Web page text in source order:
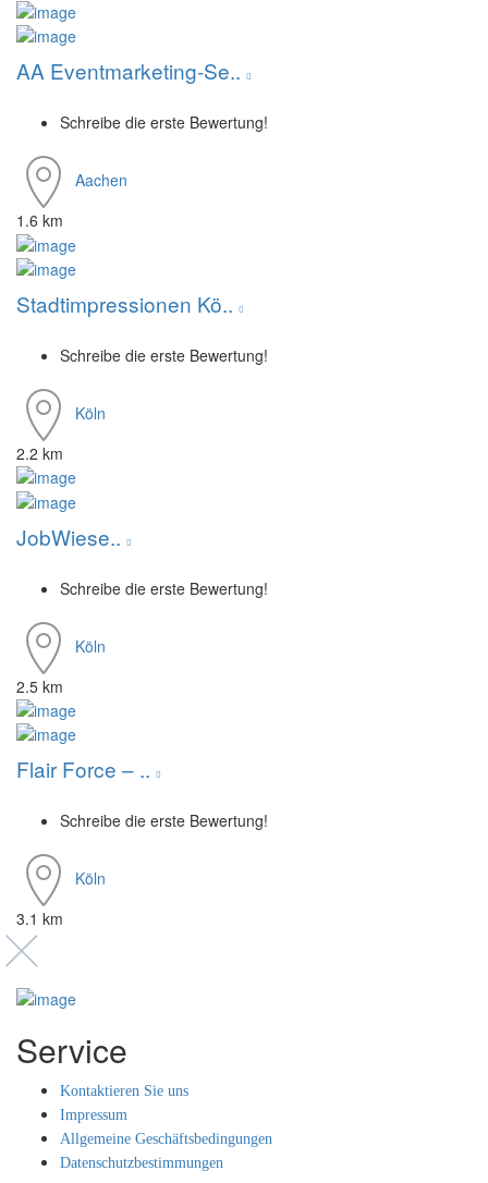
AA Eventmarketing-Se..
Schreibe die erste Bewertung!
Aachen
1.6 km
Stadtimpressionen Kö..
Schreibe die erste Bewertung!
Köln
2.2 km
JobWiese..
Schreibe die erste Bewertung!
Köln
2.5 km
Flair Force – ..
Schreibe die erste Bewertung!
Köln
3.1 km
Service
Kontaktieren Sie uns
Impressum
Allgemeine Geschäftsbedingungen
Datenschutzbestimmungen